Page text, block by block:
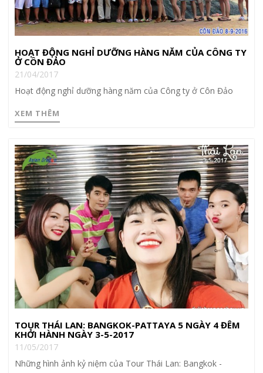
HOẠT ĐỘNG NGHỈ DƯỠNG HÀNG NĂM CỦA CÔNG TY
Ở CÔN ĐẢO
21/04/2017
Hoạt động nghỉ dưỡng hàng năm của Công ty ở Côn Đảo
XEM THÊM
TOUR THÁI LAN: BANGKOK-PATTAYA 5 NGÀY 4 ĐÊM
KHỞI HÀNH NGÀY 3-5-2017
11/05/2017
Những hình ảnh kỷ niệm của Tour Thái Lan: Bangkok -